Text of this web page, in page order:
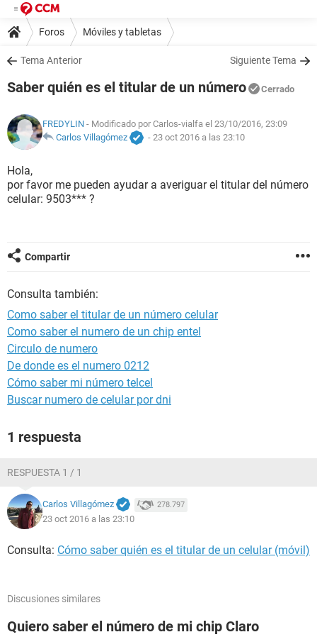
Foros Móviles y tabletas
Tema Anterior Siguiente Tema
Saber quién es el titular de un número Cerrado
FREDYLIN - Modificado por Carlos-vialfa el 23/10/2016, 23:09
Carlos Villagómez
- 23 oct 2016 a las 23:10
Hola,
por favor me pueden ayudar a averiguar el titular del número
celular: 9503*** ?
Compartir
Consulta también:
Como saber el titular de un número celular
Como saber el numero de un chip entel
Circulo de numero
De donde es el numero 0212
Cómo saber mi número telcel
Buscar numero de celular por dni
1 respuesta
RESPUESTA 1 / 1
Carlos Villagómez 278.797
23 oct 2016 a las 23:10
Consulta: Cómo saber quién es el titular de un celular (móvil)
Discusiones similares
Quiero saber el número de mi chip Claro